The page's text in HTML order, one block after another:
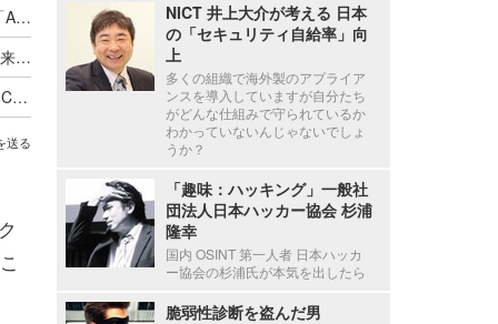
AI で網羅検知 × 人で深掘り ～ GMOイエラエが「AIホワイトハッカー ペネトレーションテスト」提供開始
銀行が法人顧客のセキュリティを心配する時代到来 ～ ～ GMOあおぞらネット銀行とGMOサイバーセキュリティ byイエラエが提携
GMOサイバーセキュリティ byイエラエが「DEF CON 34」の宇宙サイバーセキュリティ専門エリア「Aerospace Village」にブース出展
送る
NICT 井上大介が考える 日本
の「セキュリティ自給率」向
上
多くの組織で海外製のアプライア
ンスを導入していますが自分たち
がどんな仕組みで守られているか
わかっていないんじゃないでしょ
うか？
「趣味：ハッキング」一般社
団法人日本ハッカー協会 杉浦
隆幸
国内 OSINT 第一人者 日本ハッカ
ー協会の杉浦氏が本気を出したら
脆弱性診断を盗んだ男